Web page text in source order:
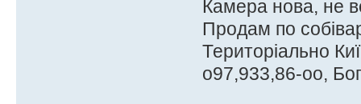
Камера нова, не
Продам по
Територіально
о97,933,86-оо,